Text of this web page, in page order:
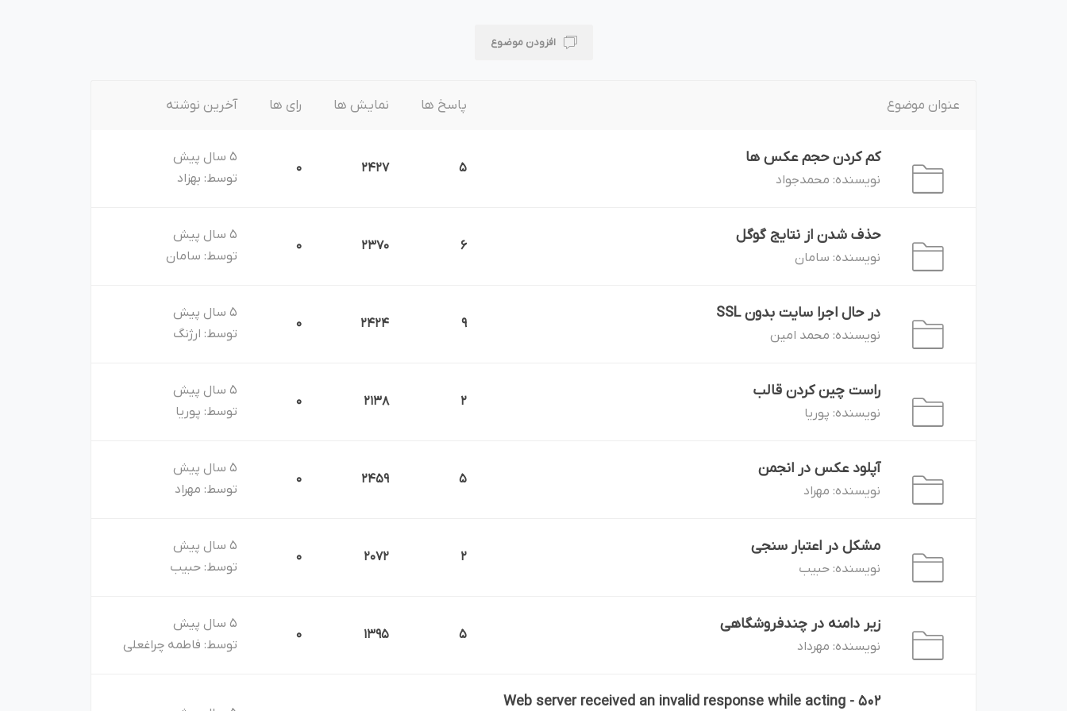
هوش مصنوعی
پلاگین های ارسال و تحویل
افزودن موضوع
عنوان موضوع پاسخ ها نمایش ها رای ها آخرین نوشته
کم کردن حجم عکس ها
نویسنده: محمدجواد
5
2427
0
5 سال پیش
توسط: بهزاد
حذف شدن از نتایج گوگل
نویسنده: سامان
6
2370
0
5 سال پیش
توسط: سامان
در حال اجرا سایت بدون SSL
نویسنده: محمد امین
9
2424
0
5 سال پیش
توسط: ارژنگ
راست چین کردن قالب
نویسنده: پوریا
2
2138
0
5 سال پیش
توسط: پوریا
آپلود عکس در انجمن
نویسنده: مهراد
5
2459
0
5 سال پیش
توسط: مهراد
مشکل در اعتبار سنجی
نویسنده: حبیب
2
2072
0
5 سال پیش
توسط: حبیب
زیر دامنه در چندفروشگاهی
نویسنده: مهرداد
5
1395
0
5 سال پیش
توسط: فاطمه چراغعلی
502 - Web server received an invalid response while acting